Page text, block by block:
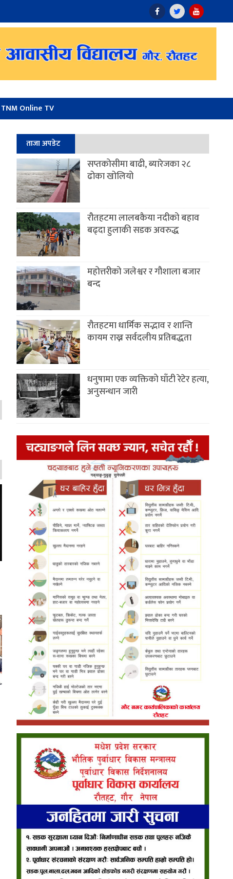
TNM Online TV
ताजा अपडेट
सप्तकोसीमा बाढी, ब्यारेजका २८
ढोका खोलियो
रौतहटमा लालबकैया नदीको बहाव
बढ्दा हुलाकी सडक अवरुद्ध
महोत्तरीको जलेश्वर र गौशाला बजार
बन्द
रौतहटमा धार्मिक सद्भाव र शान्ति
कायम राख्न सर्वदलीय प्रतिबद्धता
धनुषामा एक व्यक्तिको घाँटी रेटेर हत्या,
अनुसन्धान जारी